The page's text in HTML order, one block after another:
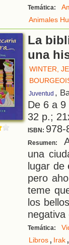
Temática:
Animales
La
una
WINTER,
Juventud ,
De 6 a
32 p.;
ISBN: 978-
Resumen:
una
lugar de
pero
teme
los
negativa
Temática:
Libros, Irak,